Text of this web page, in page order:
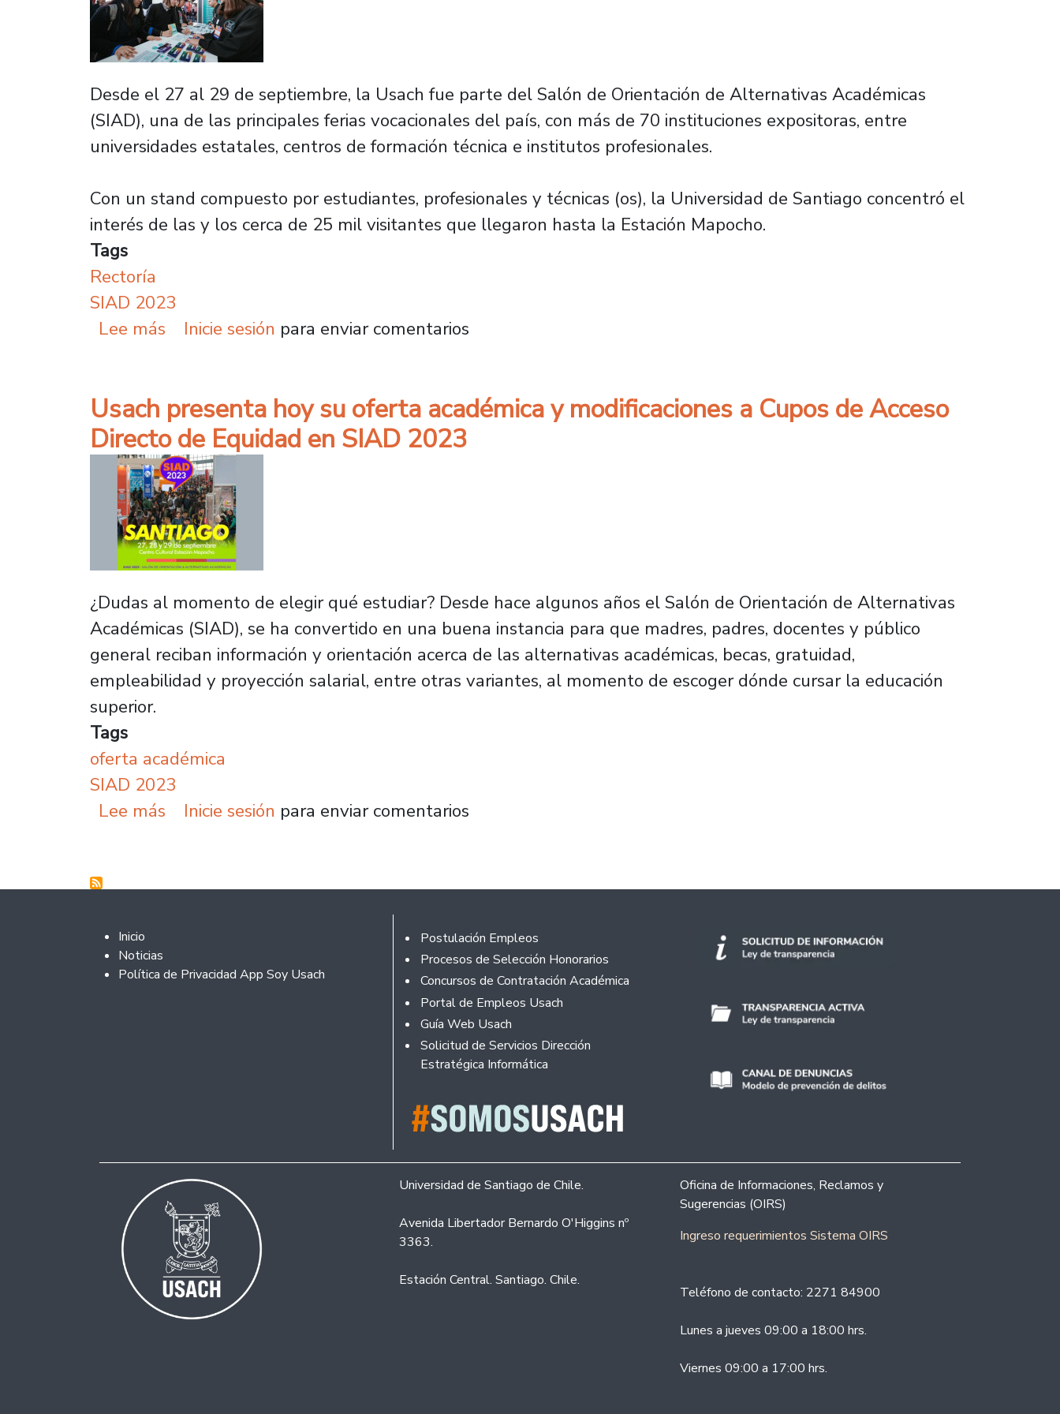
Desde el 27 al 29 de septiembre, la Usach fue parte del Salón de Orientación de Alternativas Académicas
(SIAD), una de las principales ferias vocacionales del país, con más de 70 instituciones expositoras, entre
universidades estatales, centros de formación técnica e institutos profesionales.
Con un stand compuesto por estudiantes, profesionales y técnicas (os), la Universidad de Santiago concentró el
interés de las y los cerca de 25 mil visitantes que llegaron hasta la Estación Mapocho.
Tags
Rectoría
SIAD 2023
Lee más sobre Con recorrido de rector Vidal concluye exitosa participación de la Usach en SIAD 2023
Inicie sesión para enviar comentarios
Usach presenta hoy su oferta académica y modificaciones a Cupos de Acceso
Directo de Equidad en SIAD 2023
¿Dudas al momento de elegir qué estudiar? Desde hace algunos años el Salón de Orientación de Alternativas
Académicas (SIAD), se ha convertido en una buena instancia para que madres, padres, docentes y público
general reciban información y orientación acerca de las alternativas académicas, becas, gratuidad,
empleabilidad y proyección salarial, entre otras variantes, al momento de escoger dónde cursar la educación
superior.
Tags
oferta académica
SIAD 2023
Lee más sobre Usach presenta hoy su oferta académica y modificaciones a Cupos de Acceso Directo de Equidad en SIAD
Inicie sesión para enviar comentarios
Footer 2
Inicio
Noticias
Política de Privacidad App Soy Usach
Footer
Postulación Empleos
Procesos de Selección Honorarios
Concursos de Contratación Académica
Portal de Empleos Usach
Guía Web Usach
Solicitud de Servicios Dirección
Estratégica Informática
Universidad de Santiago de Chile.
Avenida Libertador Bernardo O'Higgins nº
3363.
Estación Central. Santiago. Chile.
Oficina de Informaciones, Reclamos y
Sugerencias (OIRS)
Ingreso requerimientos Sistema OIRS
Teléfono de contacto: 2271 84900
Lunes a jueves 09:00 a 18:00 hrs.
Viernes 09:00 a 17:00 hrs.